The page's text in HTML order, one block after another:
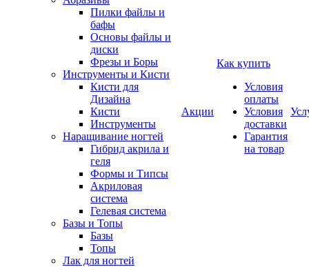
Пилки файлы и
бафы
Основы файлы и
диски
Фрезы и Боры
Инструменты и Кисти
Кисти для
Дизайна
Кисти
Инструменты
Наращивание ногтей
Гибрид акрила и
геля
Формы и Типсы
Акриловая
система
Гелевая система
Базы и Топы
Базы
Топы
Лак для ногтей
Акции
Как купить
Условия
оплаты
Условия
доставки
Гарантия
на товар